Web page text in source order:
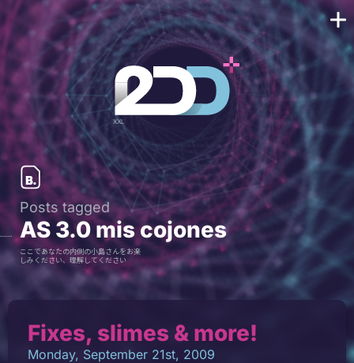
Posts tagged
AS 3.0 mis cojones
ここであなたの内側の小島さんをお楽
しみください、理解してください
Fixes, slimes & more!
Monday, September 21st, 2009